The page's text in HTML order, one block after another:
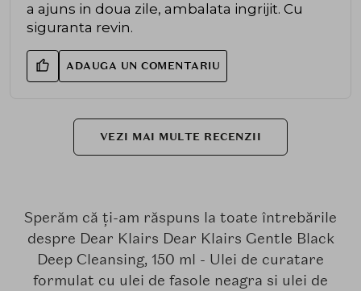
a ajuns in doua zile, ambalata ingrijit. Cu
siguranta revin.
ADAUGA UN COMENTARIU
VEZI MAI MULTE RECENZII
Sperăm că ți-am răspuns la toate întrebările
despre Dear Klairs Dear Klairs Gentle Black
Deep Cleansing, 150 ml - Ulei de curatare
formulat cu ulei de fasole neagra si ulei de